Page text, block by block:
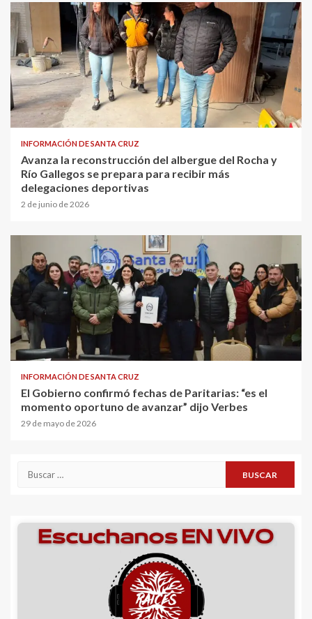
INFORMACIÓN DE SANTA CRUZ
Avanza la reconstrucción del albergue del Rocha y
Río Gallegos se prepara para recibir más
delegaciones deportivas
2 de junio de 2026
INFORMACIÓN DE SANTA CRUZ
El Gobierno confirmó fechas de Paritarias: “es el
momento oportuno de avanzar” dijo Verbes
29 de mayo de 2026
Buscar: